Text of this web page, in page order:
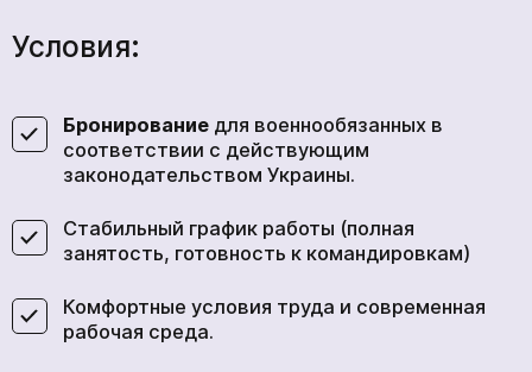
Условия:
Бронирование для военнообязанных в
соответствии с действующим
законодательством Украины.
Стабильный график работы (полная
занятость, готовность к командировкам)
Комфортные условия труда и современная
рабочая среда.